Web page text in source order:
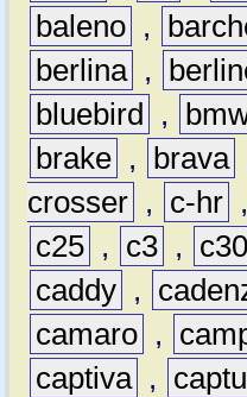
baleno ,
berlina ,
bluebird
,
brake , brava
crosser , c-hr ,
c25 , c3 , c30
caddy ,
camaro ,
captiva ,